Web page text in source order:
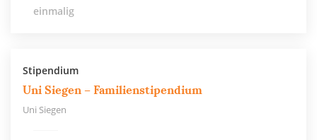
einmalig
Stipendium
Uni Siegen – Familienstipendium
Uni Siegen